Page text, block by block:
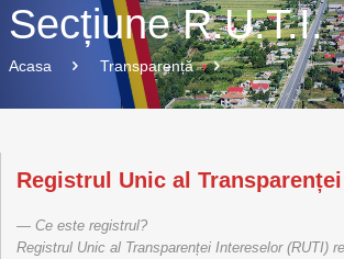
Secțiune R.U.T.I.
Acasa Transparență
Registrul Unic al
Ce este registrul?
Registrul Unic al Transparenței Intereselor (RUTI)